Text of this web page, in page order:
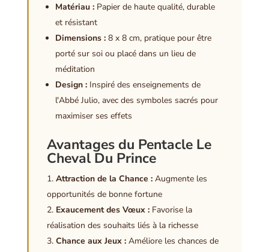
Matériau :Papier de haute qualité, durable
et résistant
Dimensions :8 x 8 cm, pratique pour être
porté sur soi ou placé dans un lieu de
méditation
Design :Inspiré des enseignements de
l'Abbé Julio, avec des symboles sacrés pour
maximiser ses effets
Avantages du Pentacle Le
Cheval Du Prince
Attraction de la Chance :Augmente les
opportunités de bonne fortune
Exaucement des Vœux :Favorise la
réalisation des souhaits liés à la richesse
Chance aux Jeux :Améliore les chances de